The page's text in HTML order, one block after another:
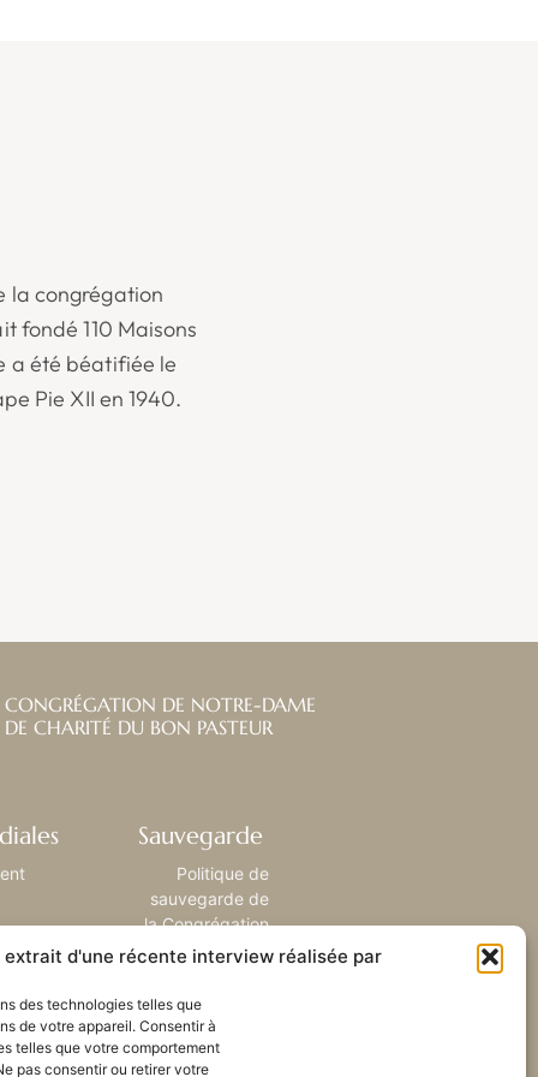
extrait d'une récente interview réalisée par
des technologies telles que
de votre appareil. Consentir à
telles que votre comportement
pas consentir ou retirer votre
la congrégation
fondé 110 Maisons
a été béatifiée le
Pie XII en 1940.
CONGRÉGATION DE NOTRE-DAME
DE CHARITÉ DU BON PASTEUR
Sauvegarde
Politique de
sauvegarde de
la Congrégation